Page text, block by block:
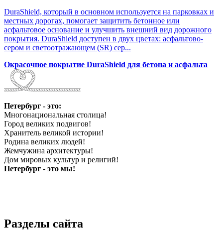
DuraShield, который в основном используется на парковках и
местных дорогах, помогает защитить бетонное или
асфальтовое основание и улучшить внешний вид дорожного
покрытия. DuraShield доступен в двух цветах: асфальтово-
сером и светоотражающем (SR) сер...
Окрасочное покрытие DuraShield для бетона и асфальта
Петербург - это:
Многонациональная столица!
Город великих подвигов!
Хранитель великой истории!
Родина великих людей!
Жемчужина архитектуры!
Дом мировых культур и религий!
Петербург - это мы!
Разделы сайта